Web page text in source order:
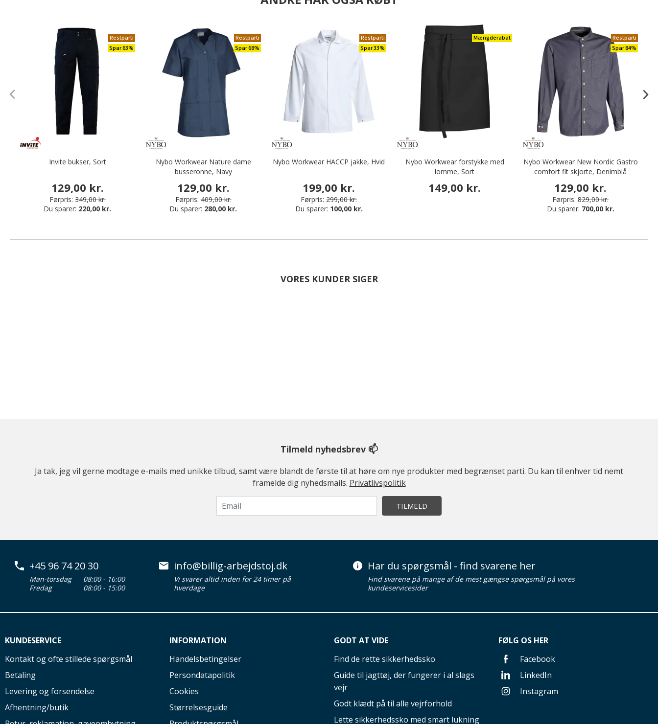
Restparti
Spar 63%
Invite bukser, Sort
129,00 kr.
Førpris: 349,00 kr.
Du sparer: 220,00 kr.
Restparti
Spar 68%
Nybo Workwear Nature dame
busseronne, Navy
129,00 kr.
Førpris: 409,00 kr.
Du sparer: 280,00 kr.
Restparti
Spar 33%
Nybo Workwear HACCP jakke, Hvid
199,00 kr.
Førpris: 299,00 kr.
Du sparer: 100,00 kr.
Mængderabat
Nybo Workwear forstykke med
lomme, Sort
149,00 kr.
Restparti
Spar 84%
Nybo Workwear New Nordic Gastro
comfort fit skjorte, Denimblå
129,00 kr.
Førpris: 829,00 kr.
Du sparer: 700,00 kr.
VORES KUNDER SIGER
Tilmeld nyhedsbrev 📫
Ja tak, jeg vil gerne modtage e-mails med unikke tilbud, samt være blandt de første til at høre om nye produkter med begrænset parti. Du kan til enhver tid nemt
framelde dig nyhedsmails. Privatlivspolitik
TILMELD
+45 96 74 20 30
Man-torsdag
08:00 - 16:00
Fredag
08:00 - 15:00
info@billig-arbejdstoj.dk
Vi svarer altid inden for 24 timer på
hverdage
Har du spørgsmål - find svarene her
Find svarene på mange af de mest gængse spørgsmål på vores
kundeservicesider
KUNDESERVICE
Kontakt og ofte stillede spørgsmål
Betaling
Levering og forsendelse
Afhentning/butik
INFORMATION
Handelsbetingelser
Persondatapolitik
Cookies
Størrelsesguide
GODT AT VIDE
Find de rette sikkerhedssko
Guide til jagttøj, der fungerer i al slags
vejr
Godt klædt på til alle vejrforhold
Lette sikkerhedssko med smart lukning
FØLG OS HER
Facebook
LinkedIn
Instagram